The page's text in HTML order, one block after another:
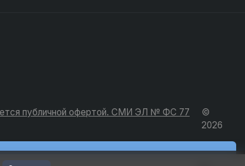
публичной офертой. СМИ ЭЛ № ФС 77
©
2026